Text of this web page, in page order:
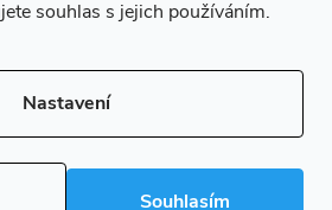
souhlas s jejich používáním.
Nastavení
Souhlasím
. Všechna práva vyhrazena.Upravit nastavení
cookies